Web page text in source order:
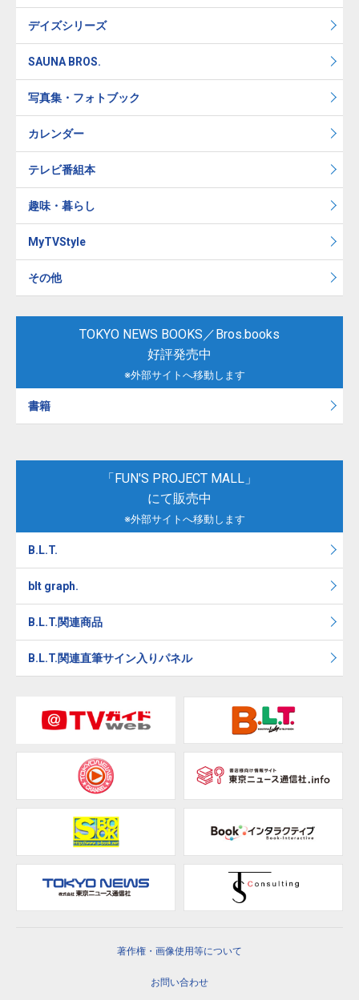
デイズシリーズ
SAUNA BROS.
写真集・フォトブック
カレンダー
テレビ番組本
趣味・暮らし
MyTVStyle
その他
TOKYO NEWS BOOKS／Bros.books
好評発売中
※外部サイトへ移動します
書籍
「FUN'S PROJECT MALL」
にて販売中
※外部サイトへ移動します
B.L.T.
blt graph.
B.L.T.関連商品
B.L.T.関連直筆サイン入りパネル
著作権・画像使用等について
お問い合わせ